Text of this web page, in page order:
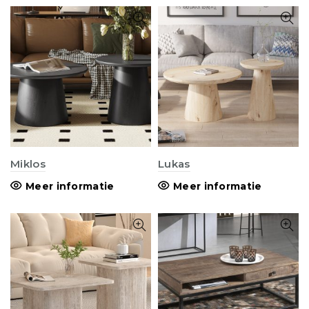
Miklos
Meer informatie
Lukas
Meer informatie